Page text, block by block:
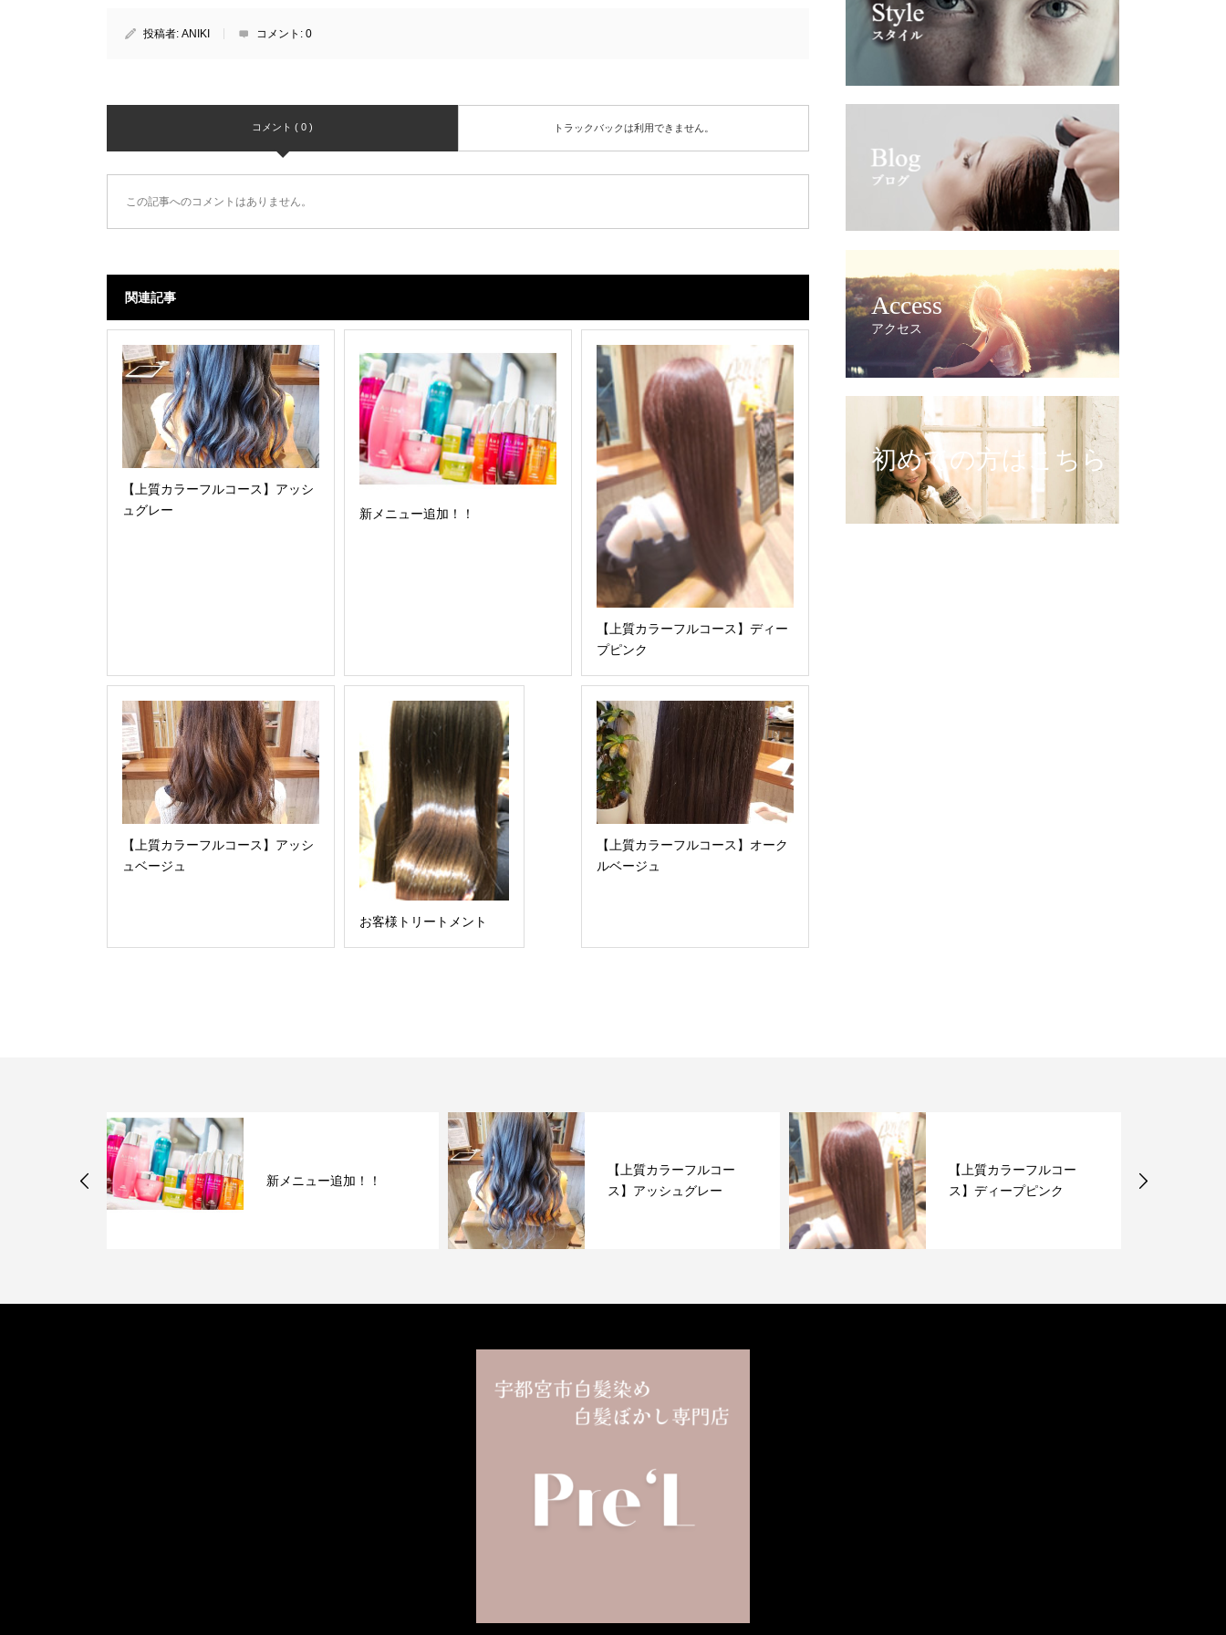
投稿者: ANIKI コメント: 0
コメント ( 0 ) トラックバックは利用できません。
この記事へのコメントはありません。
関連記事
【上質カラーフルコース】アッシ
ュグレー
新メニュー追加！！
【上質カラーフルコース】ディー
プピンク
【上質カラーフルコース】アッシ
ュベージュ
お客様トリートメント
【上質カラーフルコース】オーク
ルベージュ
Access
アクセス
初めての方はこちら
新メニュー追加！！
【上質カラーフルコー
ス】アッシュグレー
【上質カラーフルコー
ス】ディープピンク